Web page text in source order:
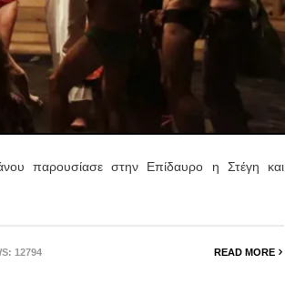
παρουσίασε στην Επίδαυρο η Στέγη και
12794 READ MORE